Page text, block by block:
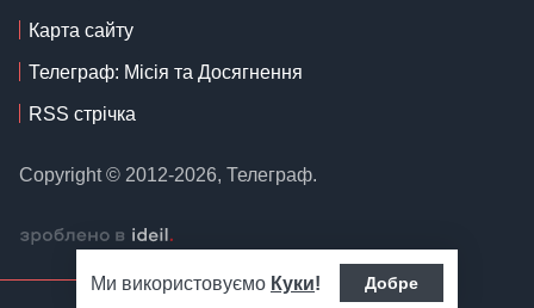
Ми використовуємо Куки! Добре
Карта сайту
Телеграф: Місія та Досягнення
RSS стрічка
Copyright © 2012-2026, Телеграф.